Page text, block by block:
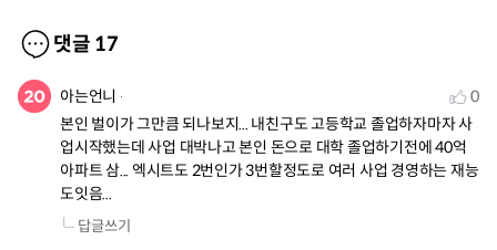
댓글 17
아는언니
0
본인 벌이가 그만큼 되나보지... 내친구도 고등학교 졸업하자마자 사
업시작했는데 사업 대박나고 본인 돈으로 대학 졸업하기전에 40억
아파트 삼... 엑시트도 2번인가 3번할정도로 여러 사업 경영하는 재능
도잇음...
답글쓰기